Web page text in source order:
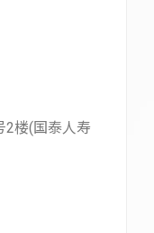
2楼(国泰人寿